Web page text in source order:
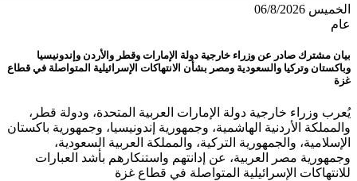
الخميس 06/8/2026
عام
بيان مشترك صادر عن وزراء خارجية دولة الإمارات وقطر والأردن وإندونيسيا
وباكستان وتركيا والسعودية ومصر بشأن الانتهاكات الإسرائيلية المتواصلة في قطاع
غزة
يُعرب وزراء خارجية دولة الإمارات العربية المتحدة، ودولة قطر،
والمملكة الأردنية الهاشمية، وجمهورية إندونيسيا، وجمهورية باكستان
الإسلامية، والجمهورية التركية، والمملكة العربية السعودية،
وجمهورية مصر العربية، عن إدانتهم واستنكارهم بأشد العبارات
للانتهاكات الإسرائيلية المتواصلة في قطاع غزة